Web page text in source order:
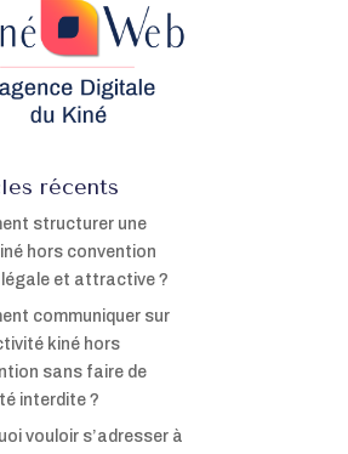
récents
structurer une
hors convention
légale et attractive ?
communiquer sur
kiné hors
sans faire de
interdite ?
vouloir s’adresser à